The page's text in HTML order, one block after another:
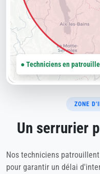
ZONE
Un serrurier
Nos techniciens
pour garantir un délai
● Techniciens en patrouille